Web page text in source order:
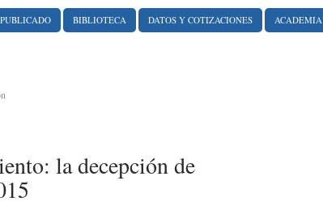
BIBLIOTECA DATOS Y COTIZACIONES ACADEMIA
la decepción de